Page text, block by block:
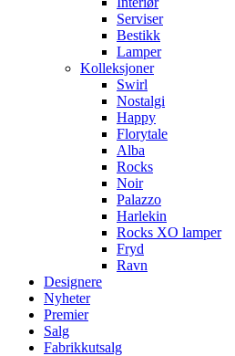
Serviser
Bestikk
Lamper
Kolleksjoner
Swirl
Nostalgi
Happy
Florytale
Alba
Rocks
Noir
Palazzo
Harlekin
Rocks XO lamper
Fryd
Ravn
Designere
Nyheter
Premier
Salg
Fabrikkutsalg